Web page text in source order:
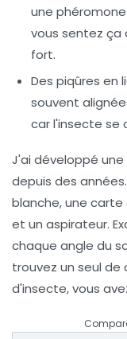
une
vous sentez ça
fort.
Des piqûres en
souvent
car l'insecte se
J'ai développé
depuis des
blanche, une
et un aspirateur.
chaque angle du
trouvez un seul de
d'insecte, vous